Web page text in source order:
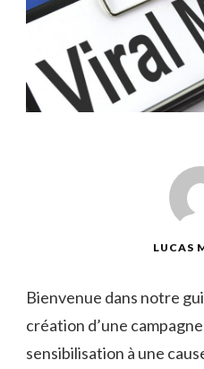
LUCAS
Bienvenue dans ‌notre
création‌ d’une
sensibilisation à une